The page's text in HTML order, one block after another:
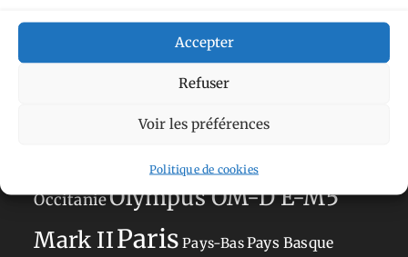
Accepter
Refuser
Voir les préférences
Politique de cookies
Aimez-vous bordelAllemagne
Anti tourismeBarBelgiqueBurgerChat
DanemarkEspagne
Hauts-de-France Hébergement Japon
La Défense Normandie
OccitanieOlympus OM-D E-M5
Mark IIParis Pays-BasPays Basque